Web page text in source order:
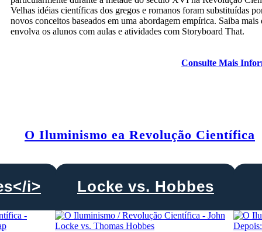
Velhas idéias científicas dos gregos e romanos foram substituídas
novos conceitos baseados em uma abordagem empírica. Saiba mais
envolva os alunos com aulas e atividades com Storyboard That.
Consulte Mais
O Iluminismo ea Revolução Científica
i> Locke vs. Hobbes